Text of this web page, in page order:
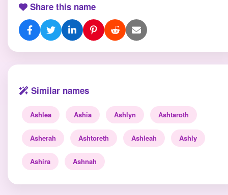
Share this name
Similar names
Ashlea Ashia Ashlyn Ashtaroth
Asherah Ashtoreth Ashleah Ashly
Ashira Ashnah